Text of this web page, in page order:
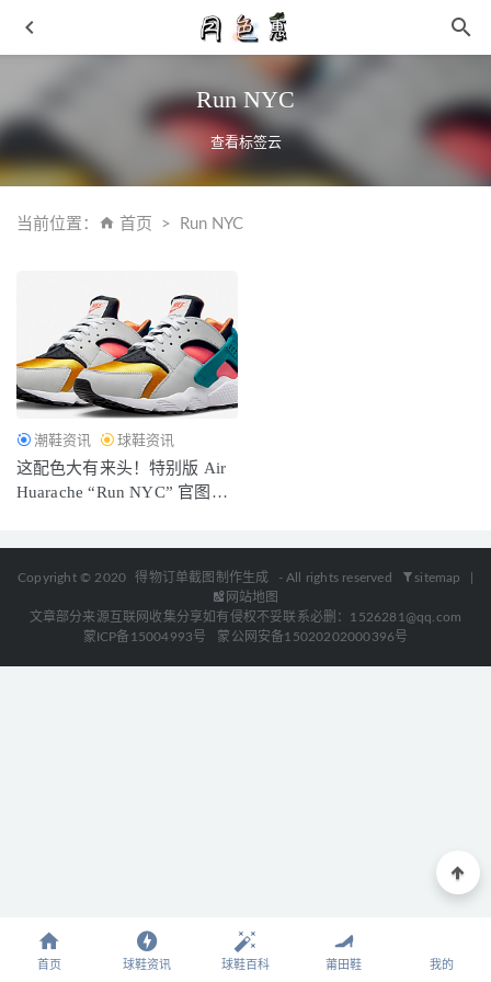
Run NYC
查看标签云
当前位置： 首页 Run NYC
潮鞋资讯 球鞋资讯
这配色大有来头！特别版 Air
Huarache “Run NYC” 官图释
Copyright © 2020 得物订单截图制作生成 - All rights reserved sitemap
网站地图
文章部分来源互联网收集分享如有侵权不妥联系必删：1526281@qq.com
蒙ICP备15004993号
蒙公网安备15020202000396号
Wrangler x N.HOOLYWOOD 全新联名牛仔裤系列发售~
2021-05-21
莆田鞋为什么受欢迎 莆田鞋做工很好吗
迪奥 x Kenny Scharf 联名 Dior B27 & B23 鞋款释出
06-01
Vision 2021 秋季格纹限定系列即将登场，Old School 风格
2021-07-28
首页 球鞋资讯 球鞋百科 莆田鞋 我的